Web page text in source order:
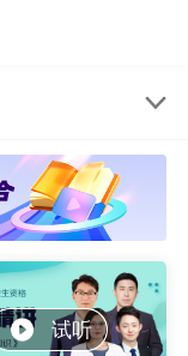
试听